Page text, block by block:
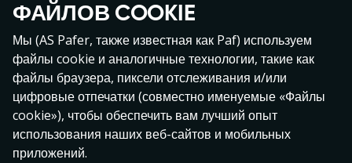
Нажми в любое место!
ФАЙЛОВ COOKIE
Мы (AS Pafer, также известная как Paf) используем
файлы cookie и аналогичные технологии, такие как
файлы браузера, пиксели отслеживания и/или
цифровые отпечатки (совместно именуемые «Файлы
cookie»), чтобы обеспечить вам лучший опыт
использования наших веб-сайтов и мобильных
приложений.